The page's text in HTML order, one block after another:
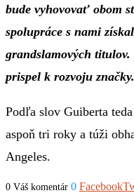
bude vyhovovať obom
spolupráce s nami
grandslamových
prispel k rozvoju
Podľa slov Guiberta
aspoň tri roky a túži
Angeles.
0 Váš komentár 0 Facebook